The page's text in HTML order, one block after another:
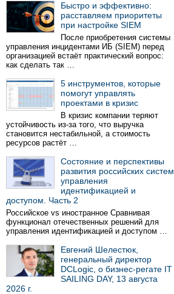
Быстро и эффективно:
расставляем приоритеты
при настройке SIEM
После приобретения системы
управления инцидентами ИБ (SIEM) перед
организацией встаёт практический вопрос:
как сделать так …
5 инструментов, которые
помогут управлять
проектами в кризис
В кризис компании теряют
устойчивость из-за того, что выручка
становится нестабильной, а стоимость
ресурсов растёт …
Состояние и перспективы
развития российских систем
управления
идентификацией и
доступом. Часть 2
Российское vs иностранное Сравнивая
функционал отечественных решений для
управления идентификацией и доступом …
Евгений Шелестюк,
генеральный директор
DCLogic, о бизнес-регате IT
SAILING DAY, 13 августа
2026 г.